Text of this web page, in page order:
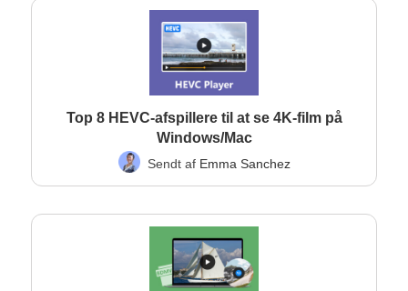
Top 8 HEVC-afspillere til at se 4K-film på
Windows/Mac
Sendt af Emma Sanchez